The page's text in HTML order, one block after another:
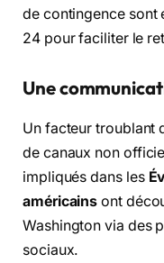
de contingence sont
24 pour faciliter le
Une
Un facteur troublant
de canaux non
impliqués dans les
américains ont
Washington via des
sociaux.